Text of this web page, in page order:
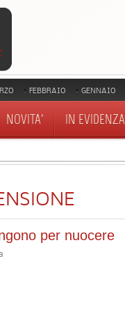
FEBBRAIO GENNAIO
NOVITA' IN EVIDENZA
per nuocere